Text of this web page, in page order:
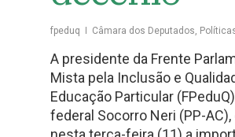
fpeduq Câmara dos Deputados
A presidente da Frente
Mista pela Inclusão e
Educação Particular
federal Socorro Neri (PP-